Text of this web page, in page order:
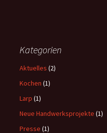
Kategorien
Aktuelles (2)
Kochen (1)
Larp (1)
Neue Handwerksprojekte (1)
Presse (1)